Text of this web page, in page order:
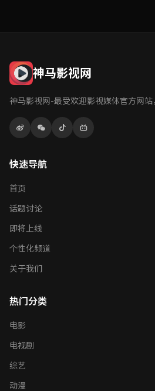
神马影视网
神马影视网-最受欢迎影视媒体官方网
快速导航
首页
话题讨论
即将上线
个性化频道
关于我们
热门分类
电影
电视剧
综艺
动漫